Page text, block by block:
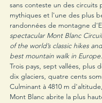
sans conteste un des circuits
mythiques et l'une des plus
randonnées de montagne
spectacular Mont Blanc
of the world’s classic hikes
best mountain walk in Europe.
Trois pays, sept vallées, plus
dix glaciers, quatre cents
Culminant à 4810 m
Mont Blanc abrite la plus